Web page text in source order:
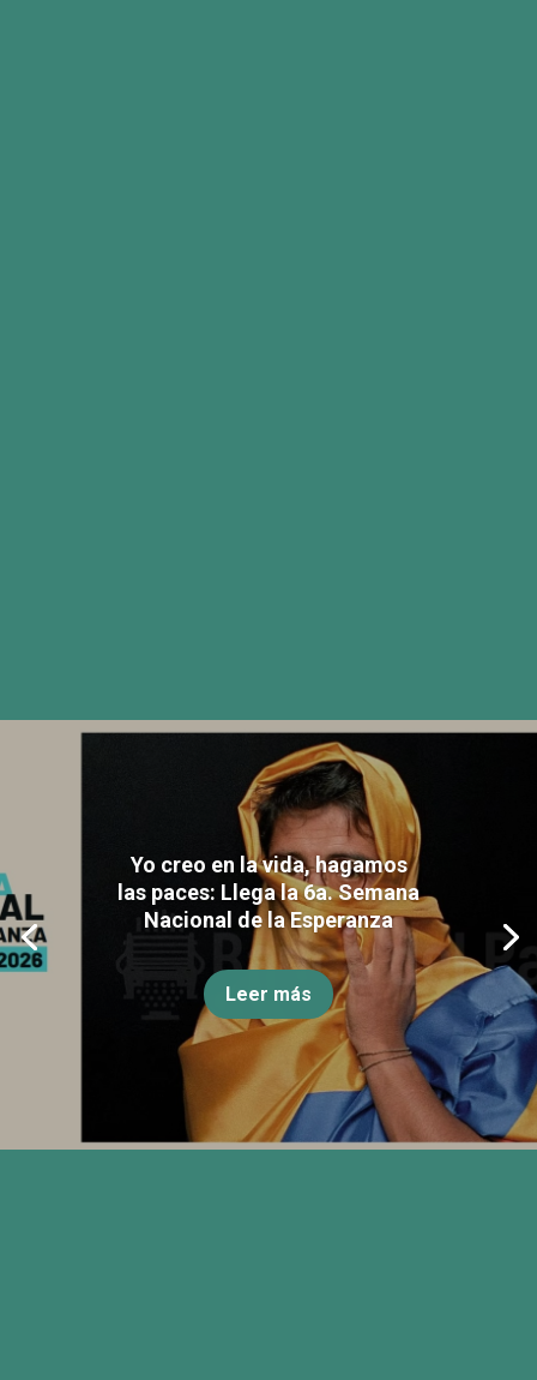
Yo creo en la vida, hagamos
las paces: Llega la 6a. Semana
Nacional de la Esperanza
Leer más